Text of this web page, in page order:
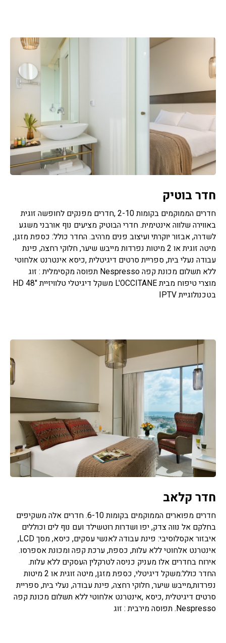
חדר בוטיק
חדרים הממוקמים בקומות 2-10 ,חדרים מפנקים לחופשה זוגית
באווירה שלווה אינטימית. חדרי הבוטיק מציעים נוף אורבני משגע
לשדרה, אבזור יוקרתי ועיצוב פנים מרהיב. החדר כולל: כספת מזגן,
מיטה זוגית או 2 מיטות נפרדות מייבש שיער, חלוקי רחצה, פינת
עבודה נעלי בית, ספריית סרטים דיגיטלית ,כיסא אינטרנט אלחוטי
ללא תשלום מכונת קפה Nespresso תפוסה מקסימלית : זוג
מוצרי טיפוח מבית L'OCCITANE משקל דיגיטלי טלוויזיית "HD 48
בטכנולוגיית IPTV
חדר קלאב
חדרים מפוארים הממוקמים בקומות 6-10. חדרים אלה משקיפים
בחלקם אל נווה צדק, יפו ושדרות רוטשילד ועם נוף לים וכוללים
איבזור אקסלוסיבי: פינת עבודה לאנשי עסקים, כיסא, מסך LCD,
אינטרנט אלחוטי ללא עלות, כספת, ערכת קפה ומכונת אספרסו.
אירוח בחדרים אלו מעניק כניסה לטרקלין העסקים ללא עלות.
החדר כולל:משקל דיגיטלי, כספת מזגן, מיטה זוגית או 2 מיטות
נפרדות,מייבש שיער, חלוקי רחצה, פינת עבודה, נעלי בית, ספריית
סרטים דיגיטלית ,כיסא ,אינטרנט אלחוטי ללא תשלום מכונת קפה
Nespresso. תפוסה מירבית : זוג